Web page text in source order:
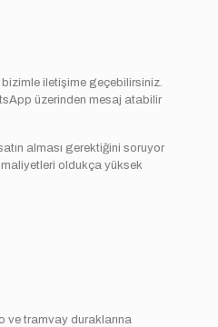
iletişime geçebilirsiniz.
üzerinden mesaj atabilir
alması gerektiğini soruyor
oldukça yüksek
ve tramvay duraklarına